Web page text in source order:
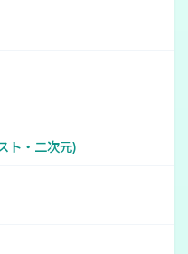
ト・二次元)